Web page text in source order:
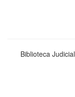
Biblioteca Judicial